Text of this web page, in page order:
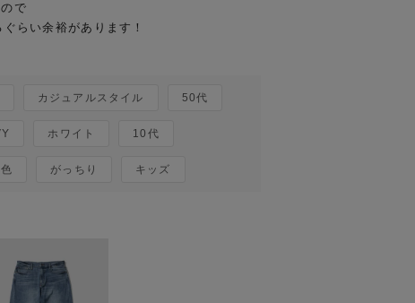
で
らい余裕があります！
カジュアルスタイル 50代
ホワイト 10代
がっちり キッズ